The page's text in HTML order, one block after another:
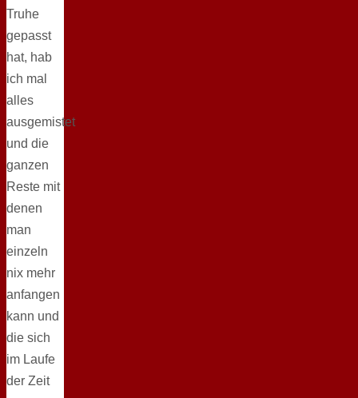
Truhe
gepasst
hat, hab
ich mal
alles
ausgemistet
und die
ganzen
Reste mit
denen
man
einzeln
nix mehr
anfangen
kann und
die sich
im Laufe
der Zeit